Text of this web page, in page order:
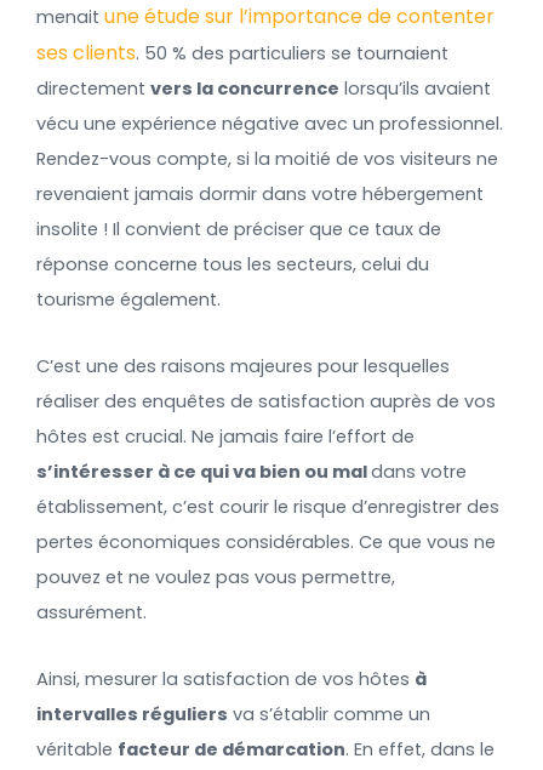
menait une étude sur l’importance de contenter
ses clients. 50 % des particuliers se tournaient
directement vers la concurrence lorsqu’ils avaient
vécu une expérience négative avec un professionnel.
Rendez-vous compte, si la moitié de vos visiteurs ne
revenaient jamais dormir dans votre hébergement
insolite ! Il convient de préciser que ce taux de
réponse concerne tous les secteurs, celui du
tourisme également.
C’est une des raisons majeures pour lesquelles
réaliser des enquêtes de satisfaction auprès de vos
hôtes est crucial. Ne jamais faire l’effort de
s’intéresser à ce qui va bien ou maldans votre
établissement, c’est courir le risque d’enregistrer des
pertes économiques considérables. Ce que vous ne
pouvez et ne voulez pas vous permettre,
assurément.
Ainsi, mesurer la satisfaction de vos hôtes à
intervalles réguliers va s’établir comme un
véritable facteur de démarcation. En effet, dans le